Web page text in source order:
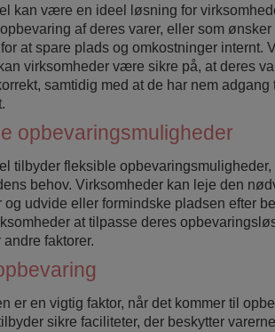
kan være en ideel løsning for
af deres varer, eller som
at spare plads og omkostninger internt.
virksomheder være sikre på, at deres
samtidig med at de har nem adgang
opbevaringsmuligheder
tilbyder fleksible
behov. Virksomheder kan leje den
og udvide eller formindske pladsen efter
at tilpasse deres
faktorer.
er en vigtig faktor, når det kommer til
sikre faciliteter, der beskytter